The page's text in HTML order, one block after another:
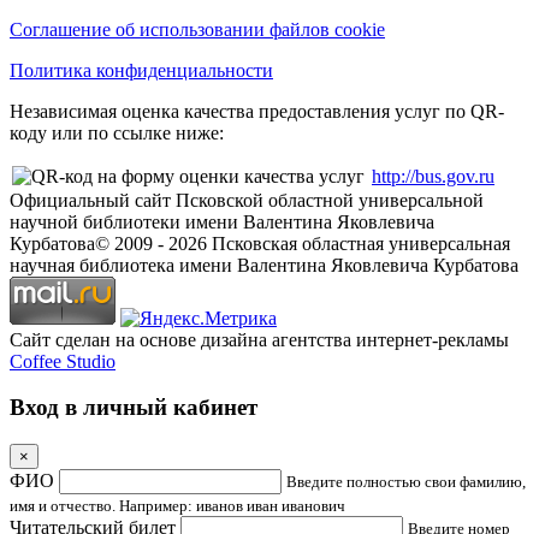
Соглашение об использовании файлов cookie
Политика конфиденциальности
Независимая оценка качества предоставления услуг по QR-
коду или по ссылке ниже:
http://bus.gov.ru
Официальный сайт Псковской областной универсальной
научной библиотеки имени Валентина Яковлевича
Курбатова© 2009 - 2026 Псковская областная универсальная
научная библиотека имени Валентина Яковлевича Курбатова
Сайт сделан на основе дизайна агентства интернет-рекламы
Coffee Studio
Вход в личный кабинет
×
ФИО
Введите полностью свои фамилию,
имя и отчество. Например: иванов иван иванович
Читательский билет
Введите номер